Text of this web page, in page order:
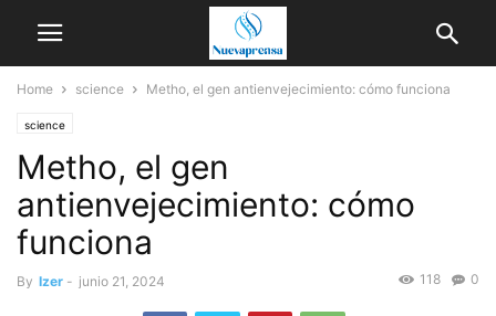
Home science Metho, el gen antienvejecimiento: cómo funciona
science
Metho, el gen
antienvejecimiento: cómo
funciona
By Izer - junio 21, 2024 0
118